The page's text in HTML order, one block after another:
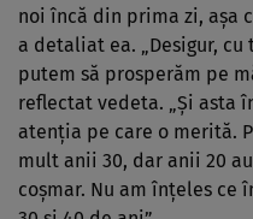
noi încă din prima zi, așa
a detaliat ea. „Desigur,
putem să prosperăm pe
reflectat vedeta. „Și asta
atenția pe care o merită.
mult anii 30, dar anii 20
coșmar. Nu am înțeles ce